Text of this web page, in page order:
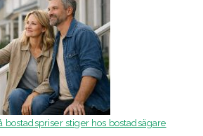
bostadspriser stiger hos bostadsägare